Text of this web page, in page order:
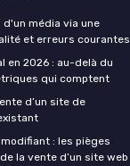
média via une
et erreurs courantes
en 2026 : au-delà du
qui comptent
d’un site de
: les pièges
la vente d’un site web